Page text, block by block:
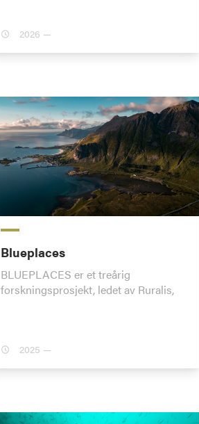
2026 —
Blueplaces
BLUEPLACES er et treårig
forskningsprosjekt, ledet av Ruralis,
2025 —